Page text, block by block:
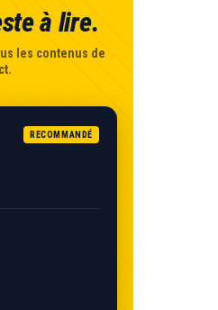
à lire.
les contenus de
RECOMMANDÉ